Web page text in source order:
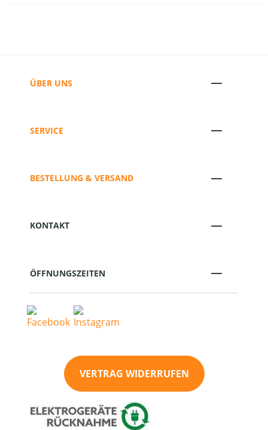
ÜBER UNS
SERVICE
BESTELLUNG & VERSAND
KONTAKT
ÖFFNUNGSZEITEN
VERTRAG WIDERRUFEN